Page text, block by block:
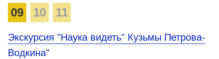
09 10 11
Экскурсия "Наука видеть" Кузьмы Петрова-
Водкина"